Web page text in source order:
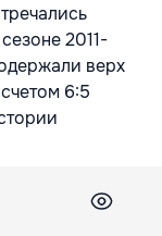
2011-
верх
6:5
четыре матча
прошли